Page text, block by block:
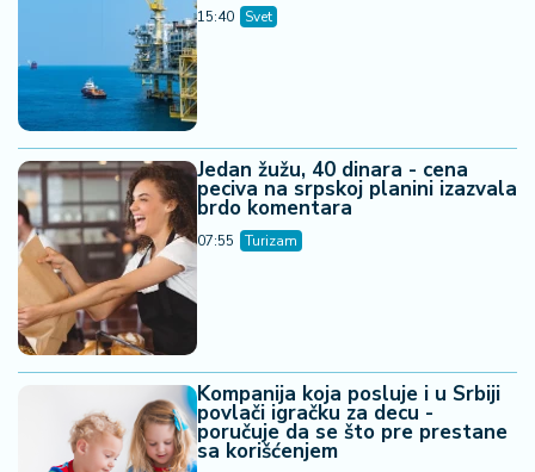
15:40 Svet
Jedan žužu, 40 dinara - cena
peciva na srpskoj planini izazvala
brdo komentara
07:55 Turizam
Kompanija koja posluje i u Srbiji
povlači igračku za decu -
poručuje da se što pre prestane
sa korišćenjem